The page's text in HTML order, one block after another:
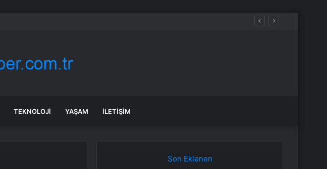
TEKNOLOJI YAŞAM İLETIŞIM
Son Eklenen